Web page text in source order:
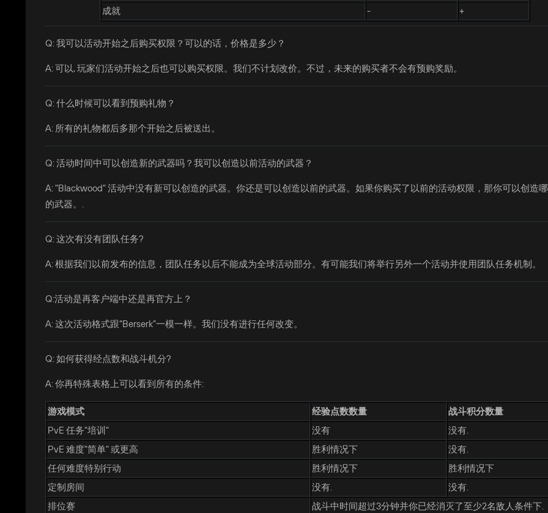
成就
- +
Q: 我可以活动开始之后购买权限？可以的话，价格是多少？
A: 可以, 玩家们活动开始之后也可以购买权限。我们不计划改价。不过，未来的购买者不会有预购奖励。
Q: 什么时候可以看到预购礼物？
A: 所有的礼物都后多那个开始之后被送出。
Q: 活动时间中可以创造新的武器吗？我可以创造以前活动的武器？
A: "Blackwood" 活动中没有新可以创造的武器。你还是可以创造以前的武器。如果你购买了以前的活动权限，那你可以创造
的武器。.
Q: 这次有没有团队任务?
A: 根据我们以前发布的信息，团队任务以后不能成为全球活动部分。有可能我们将举行另外一个活动并使用团队任务机制。
Q:活动是再客户端中还是再官方上？
A: 这次活动格式跟“Berserk”一模一样。我们没有进行任何改变。
Q: 如何获得经点数和战斗机分?
A: 你再特殊表格上可以看到所有的条件:
游戏模式 经验点数数量
战斗积分数量
PvE 任务"培训"
没有
没有.
PvE 难度"简单" 或更高
胜利情况下
没有.
任何难度特别行动
胜利情况下
胜利情况下
定制房间
没有.
没有.
排位赛
战斗中时间超过3分钟并你已经消灭了至少2名敌人条件下.